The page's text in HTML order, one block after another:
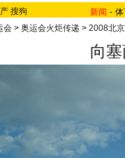
搜狗 新闻 -
会 > 奥运会火炬传递 > 2008北
向